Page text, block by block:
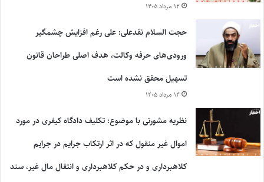
۱۲ مرداد ۱۴۰۵
حجت السلام نقدعلی: علی رغم افزایش چشمگیر
ورودی‌های حرفه وکالت، هدف اصلی طراحان قانون
تسهیل محقق نشده است
۱۴ مرداد ۱۴۰۵
نظریه مشورتی با موضوع: تکلیف دادگاه کیفری در مورد
اموال غیر منقول که در اثر ارتکاب جرایم در جرایم
کلاهبرداری و در حکم کلاهبرداری و انتقال مال غیر، سند